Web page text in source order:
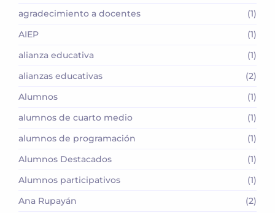
agradecimiento a docentes
(1)
AIEP
(1)
alianza educativa
(1)
alianzas educativas
(2)
Alumnos
(1)
alumnos de cuarto medio
(1)
alumnos de programación
(1)
Alumnos Destacados
(1)
Alumnos participativos
(1)
Ana Rupayán
(2)